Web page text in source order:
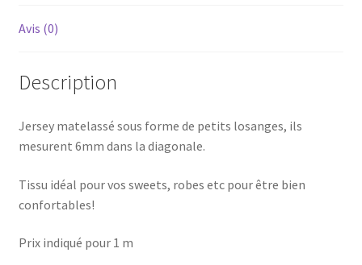
Avis (0)
Description
Jersey matelassé sous forme de petits losanges, ils
mesurent 6mm dans la diagonale.
Tissu idéal pour vos sweets, robes etc pour être bien
confortables!
Prix indiqué pour 1 m